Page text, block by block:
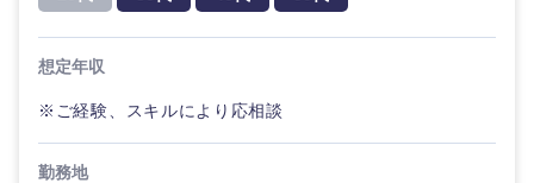
想定年収
※ご経験、スキルにより応相談
勤務地